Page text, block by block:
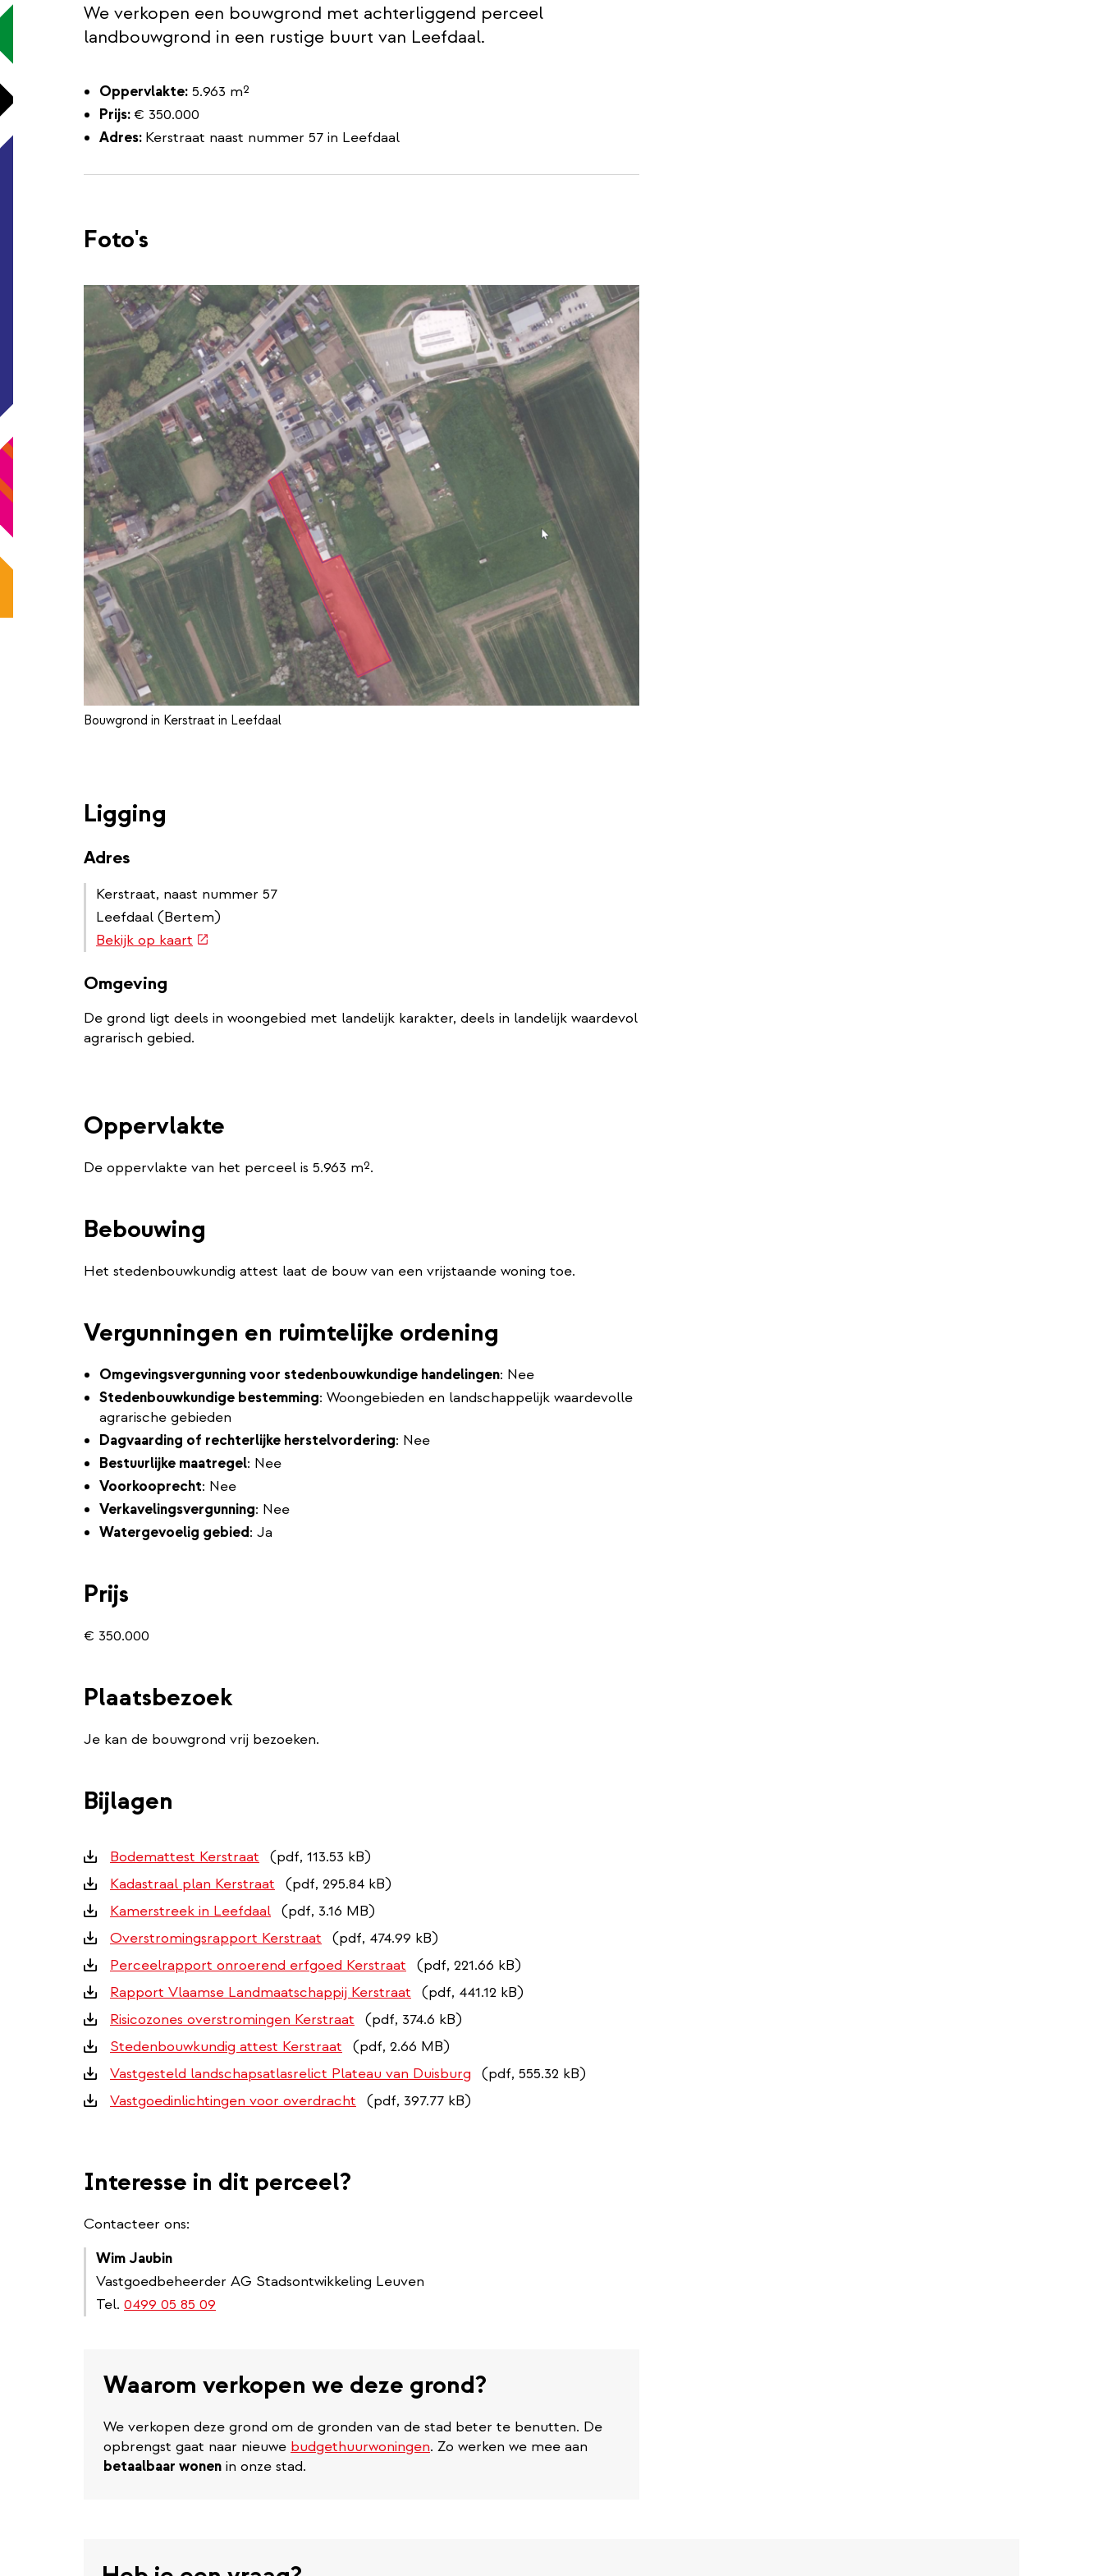
We verkopen een bouwgrond met achterliggend perceel
landbouwgrond in een rustige buurt van Leefdaal.
Oppervlakte: 5.963 m²
Prijs:€ 350.000
Adres: Kerstraat naast nummer 57 in Leefdaal
Foto's
Bouwgrond in Kerstraat in Leefdaal
Ligging
Adres
Kerstraat, naast nummer 57
Leefdaal (Bertem)
Bekijk op kaart (externe
Omgeving
De grond ligt deels in woongebied met landelijk karakter, deels in landelijk waardevol
agrarisch gebied.
Oppervlakte
De oppervlakte van het perceel is 5.963 m².
Bebouwing
Het stedenbouwkundig attest laat de bouw van een vrijstaande woning toe.
Vergunningen en ruimtelijke ordening
Omgevingsvergunning voor stedenbouwkundige handelingen: Nee
Stedenbouwkundige bestemming: Woongebieden en landschappelijk waardevolle
agrarische gebieden
Dagvaarding of rechterlijke herstelvordering: Nee
Bestuurlijke maatregel: Nee
Voorkooprecht: Nee
Verkavelingsvergunning: Nee
Watergevoelig gebied: Ja
Prijs
€ 350.000
Plaatsbezoek
Je kan de bouwgrond vrij bezoeken.
Bijlagen
Downloads
Bodemattest Kerstraat
(pdf, 113.53 kB)
Kadastraal plan Kerstraat
(pdf, 295.84 kB)
Kamerstreek in Leefdaal (pdf, 3.16 MB)
Overstromingsrapport Kerstraat
(pdf, 474.99 kB)
Perceelrapport onroerend erfgoed Kerstraat
(pdf, 221.66 kB)
Rapport Vlaamse Landmaatschappij Kerstraat
(pdf, 441.12 kB)
Risicozones overstromingen Kerstraat
(pdf, 374.6 kB)
Stedenbouwkundig attest Kerstraat
(pdf, 2.66 MB)
Vastgesteld landschapsatlasrelict Plateau van Duisburg
(pdf, 555.32 kB)
Vastgoedinlichtingen voor overdracht
(pdf, 397.77 kB)
Interesse in dit perceel?
Contacteer ons:
Wim Jaubin
Vastgoedbeheerder AG Stadsontwikkeling Leuven
Tel. 0499 05 85 09
Waarom verkopen we deze grond?
We verkopen deze grond om de gronden van de stad beter te benutten. De
opbrengst gaat naar nieuwe budgethuurwoningen. Zo werken we mee aan
betaalbaar wonen in onze stad.